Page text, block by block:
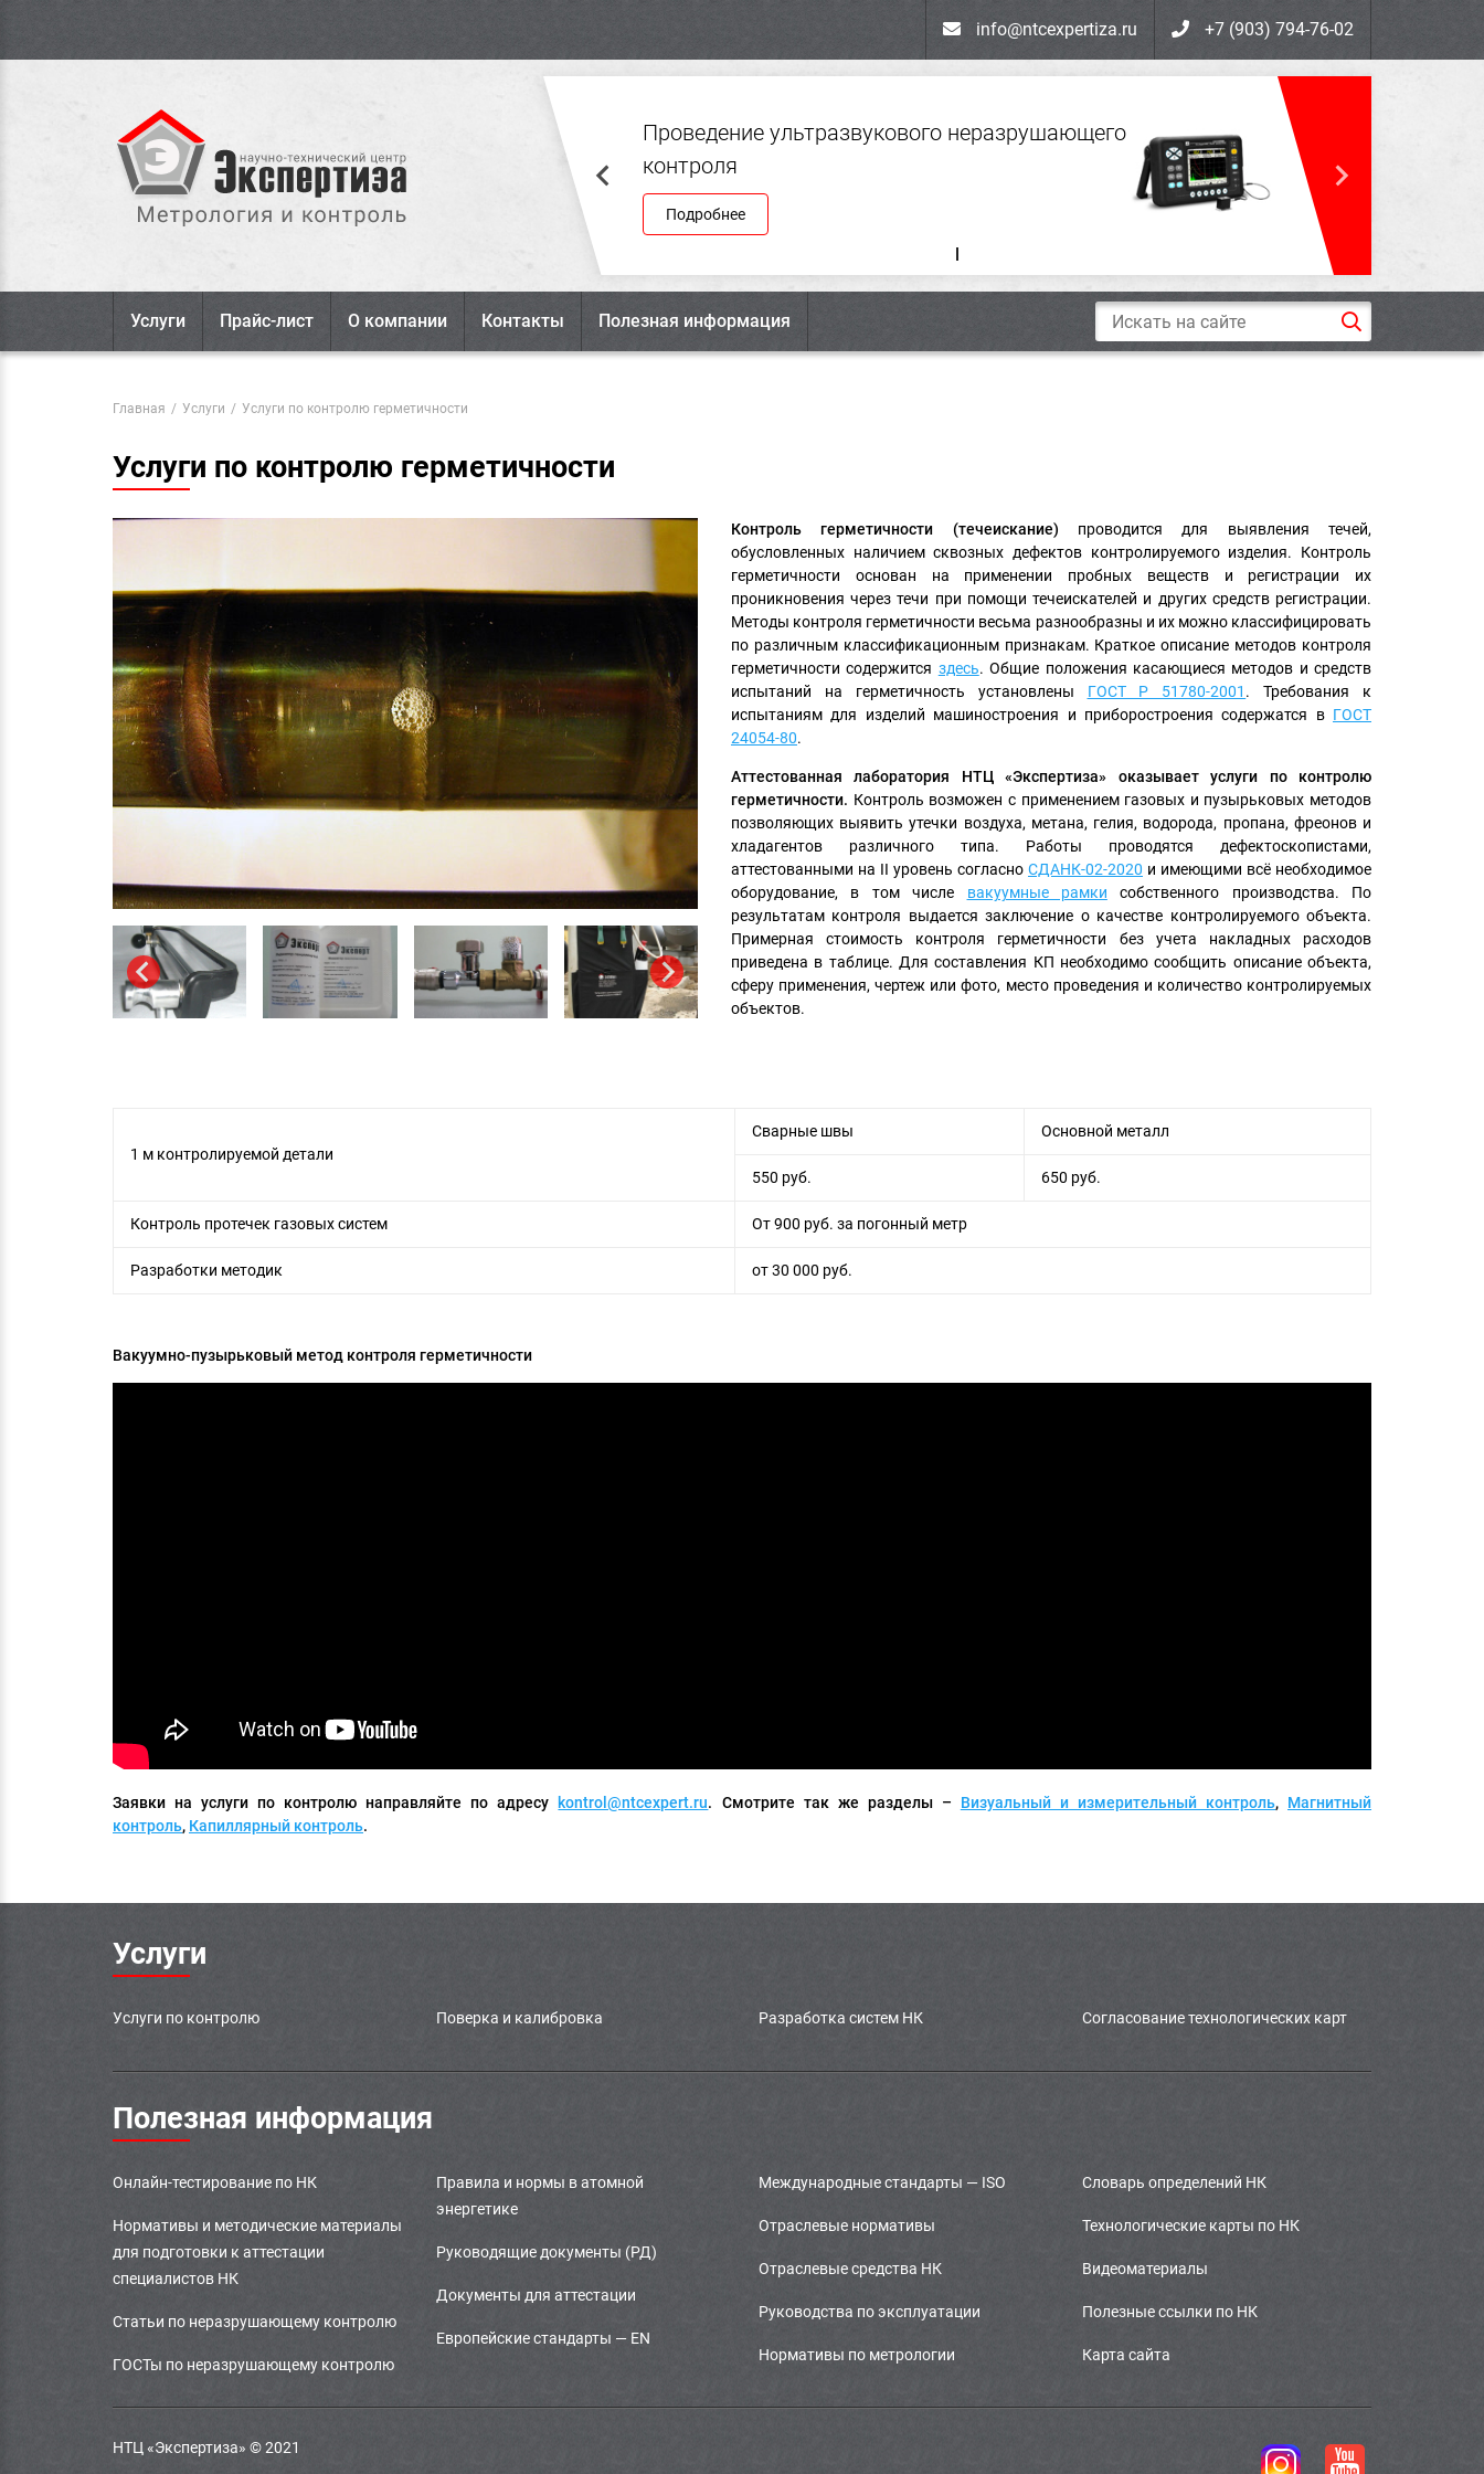
info@ntcexpertiza.ru +7 (903) 794-76-02
Проведение ультразвукового неразрушающего
контроля
Подробнее
Услуги Прайс-лист О компании Контакты Полезная информация
Главная / Услуги / Услуги по контролю герметичности
Услуги по контролю герметичности
Контроль герметичности (течеискание) проводится для выявления течей,
обусловленных наличием сквозных дефектов контролируемого изделия. Контроль
герметичности основан на применении пробных веществ и регистрации их
проникновения через течи при помощи течеискателей и других средств регистрации.
Методы контроля герметичности весьма разнообразны и их можно классифицировать
по различным классификационным признакам. Краткое описание методов контроля
герметичности содержится здесь. Общие положения касающиеся методов и средств
испытаний на герметичность установлены ГОСТ Р 51780-2001 . Требования к
испытаниям для изделий машиностроения и приборостроения содержатся в ГОСТ
24054-80.
Аттестованная лаборатория НТЦ «Экспертиза» оказывает услуги по контролю
герметичности. Контроль возможен с применением газовых и пузырьковых методов
позволяющих выявить утечки воздуха, метана, гелия, водорода, пропана, фреонов и
хладагентов различного типа. Работы проводятся дефектоскопистами,
аттестованными на II уровень согласно СДАНК-02-2020 и имеющими всё необходимое
оборудование, в том числе вакуумные рамки собственного производства. По
результатам контроля выдается заключение о качестве контролируемого объекта.
Примерная стоимость контроля герметичности без учета накладных расходов
приведена в таблице. Для составления КП необходимо сообщить описание объекта,
сферу применения, чертеж или фото, место проведения и количество контролируемых
объектов.
1 м контролируемой детали
Сварные швы Основной металл
550 руб. 650 руб.
Контроль протечек газовых систем От 900 руб. за погонный метр
Разработки методик от 30 000 руб.
Вакуумно-пузырьковый метод контроля герметичности
Заявки на услуги по контролю направляйте по адресу kontrol@ntcexpert.ru. Смотрите так же разделы – Визуальный и измерительный контроль, Магнитный
контроль, Капиллярный контроль.
Услуги
Услуги по контролю Поверка и калибровка Разработка систем НК Согласование технологических карт
Полезная информация
Онлайн-тестирование по НК
Нормативы и методические материалы
для подготовки к аттестации
специалистов НК
Статьи по неразрушающему контролю
ГОСТы по неразрушающему контролю
Правила и нормы в атомной
энергетике
Руководящие документы (РД)
Документы для аттестации
Европейские стандарты — EN
Международные стандарты — ISO
Отраслевые нормативы
Отраслевые средства НК
Руководства по эксплуатации
Нормативы по метрологии
Словарь определений НК
Технологические карты по НК
Видеоматериалы
Полезные ссылки по НК
Карта сайта
НТЦ «Экспертиза» © 2021